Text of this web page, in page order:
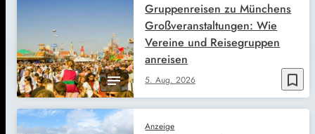
bookmark_border
5. Aug. 2026
Gruppenreisen zu Münchens
Großveranstaltungen: Wie
Vereine und Reisegruppen
anreisen
Anzeige